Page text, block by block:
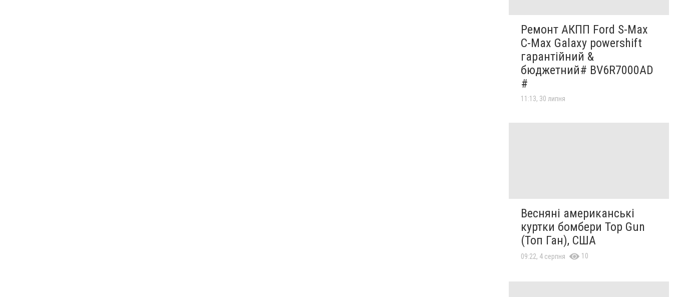
Ремонт АКПП Ford S-Max
C-Max Galaxy powershift
гарантійний &
бюджетний# BV6R7000AD
#
11:13, 30 липня
Весняні американські
куртки бомбери Top Gun
(Топ Ган), США
09:22, 4 серпня 10